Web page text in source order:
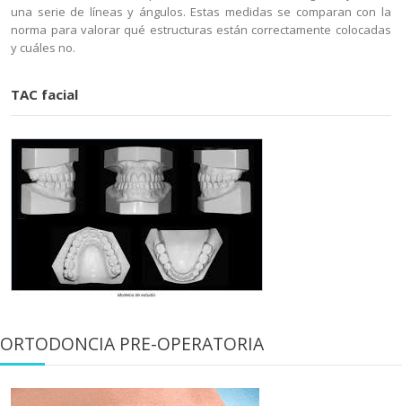
una serie de líneas y ángulos. Estas medidas se comparan con la
norma para valorar qué estructuras están correctamente colocadas
y cuáles no.
TAC facial
ORTODONCIA PRE-OPERATORIA